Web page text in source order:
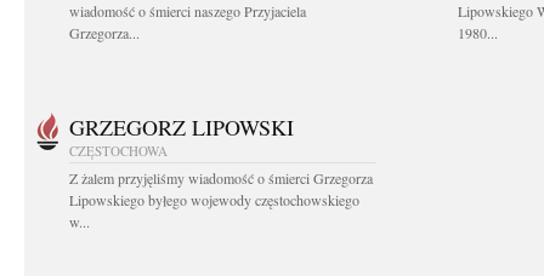
wiadomość o śmierci naszego Przyjaciela
Grzegorza...
Lipowskiego
1980...
GRZEGORZ LIPOWSKI
CZĘSTOCHOWA
Z żalem przyjęliśmy wiadomość o śmierci Grzegorza
Lipowskiego byłego wojewody częstochowskiego
w...